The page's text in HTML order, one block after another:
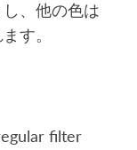
、他の色は
す。
filter